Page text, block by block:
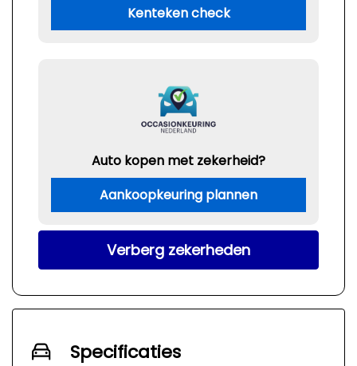
Kenteken check
Auto kopen met zekerheid?
Aankoopkeuring plannen
Verberg zekerheden
Specificaties